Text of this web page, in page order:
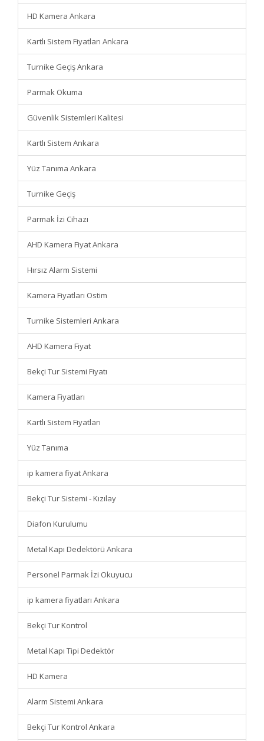
HD Kamera Ankara
Kartlı Sistem Fiyatları Ankara
Turnike Geçiş Ankara
Parmak Okuma
Güvenlik Sistemleri Kalitesi
Kartlı Sistem Ankara
Yüz Tanıma Ankara
Turnike Geçiş
Parmak İzi Cihazı
AHD Kamera Fiyat Ankara
Hırsız Alarm Sistemi
Kamera Fiyatları Ostim
Turnike Sistemleri Ankara
AHD Kamera Fiyat
Bekçi Tur Sistemi Fiyatı
Kamera Fiyatları
Kartlı Sistem Fiyatları
Yüz Tanıma
ip kamera fiyat Ankara
Bekçi Tur Sistemi - Kızılay
Diafon Kurulumu
Metal Kapı Dedektörü Ankara
Personel Parmak İzi Okuyucu
ip kamera fiyatları Ankara
Bekçi Tur Kontrol
Metal Kapı Tipi Dedektör
HD Kamera
Alarm Sistemi Ankara
Bekçi Tur Kontrol Ankara